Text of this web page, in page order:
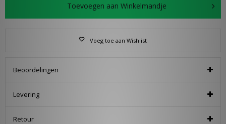
Toevoegen aan Winkelmandje
Voeg toe aan Wishlist
Beoordelingen
Levering
Retour